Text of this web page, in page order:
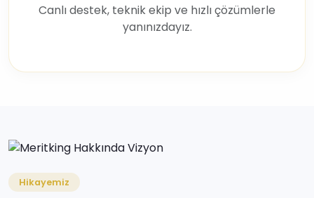
Canlı destek, teknik ekip ve hızlı çözümlerle
yanınızdayız.
Hikayemiz